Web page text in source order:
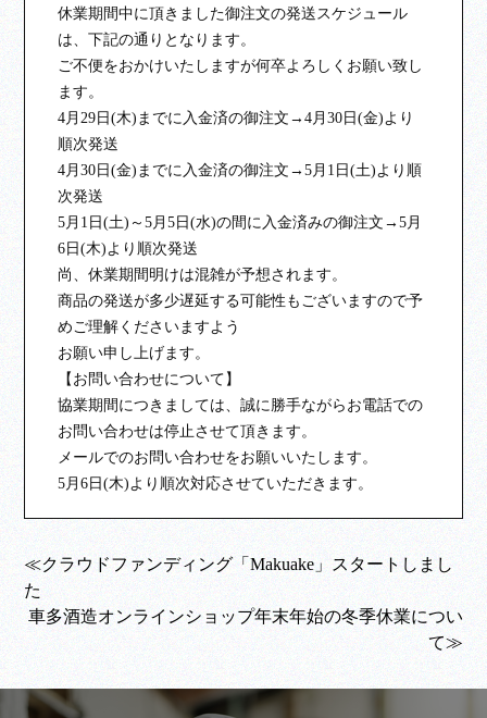
休業期間中に頂きました御注文の発送スケジュール
は、下記の通りとなります。
ご不便をおかけいたしますが何卒よろしくお願い致し
ます。
4月29日(木)までに入金済の御注文→4月30日(金)より
順次発送
4月30日(金)までに入金済の御注文→5月1日(土)より順
次発送
5月1日(土)～5月5日(水)の間に入金済みの御注文→5月
6日(木)より順次発送
尚、休業期間明けは混雑が予想されます。
商品の発送が多少遅延する可能性もございますので予
めご理解くださいますよう
お願い申し上げます。
【お問い合わせについて】
協業期間につきましては、誠に勝手ながらお電話での
お問い合わせは停止させて頂きます。
メールでのお問い合わせをお願いいたします。
5月6日(木)より順次対応させていただきます。
≪クラウドファンディング「Makuake」スタートしまし
た
車多酒造オンラインショップ年末年始の冬季休業につい
て≫